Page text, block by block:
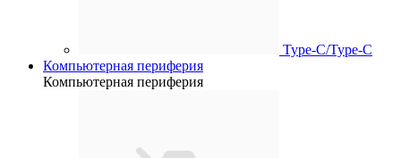
Type-C/Type-C
Компьютерная периферия
Компьютерная периферия